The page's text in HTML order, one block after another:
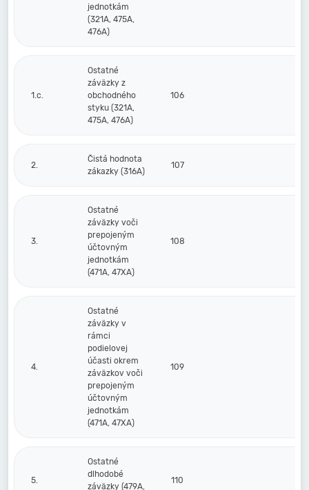
jednotkám
(321A, 475A,
476A)
1.c.
Ostatné
záväzky z
obchodného
styku (321A,
475A, 476A)
106
2.
Čistá hodnota
zákazky (316A)
107
3.
Ostatné
záväzky voči
prepojeným
účtovným
jednotkám
(471A, 47XA)
108
4.
Ostatné
záväzky v
rámci
podielovej
účasti okrem
záväzkov voči
prepojeným
účtovným
jednotkám
(471A, 47XA)
109
5.
Ostatné
dlhodobé
záväzky (479A,
110